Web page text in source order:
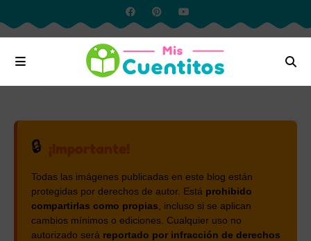
🔒
Todas las imágenes publicadas en este blog están
protegidas por derechos de autor. Está prohibido
compartirlas como propias , incluso si se aplican
cambios mínimos o ediciones. Cualquier uso no
autorizado será reportado por infracción de derechos